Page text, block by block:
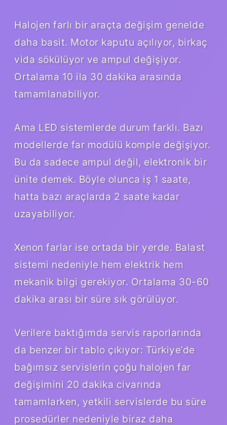
Halojen farlı bir araçta değişim genelde
daha basit. Motor kaputu açılıyor, birkaç
vida sökülüyor ve ampul değişiyor.
Ortalama 10 ila 30 dakika arasında
tamamlanabiliyor.
Ama LED sistemlerde durum farklı. Bazı
modellerde far modülü komple değişiyor.
Bu da sadece ampul değil, elektronik bir
ünite demek. Böyle olunca iş 1 saate,
hatta bazı araçlarda 2 saate kadar
uzayabiliyor.
Xenon farlar ise ortada bir yerde. Balast
sistemi nedeniyle hem elektrik hem
mekanik bilgi gerekiyor. Ortalama 30-60
dakika arası bir süre sık görülüyor.
Verilere baktığımda servis raporlarında
da benzer bir tablo çıkıyor: Türkiye’de
bağımsız servislerin çoğu halojen far
değişimini 20 dakika civarında
tamamlarken, yetkili servislerde bu süre
prosedürler nedeniyle biraz daha